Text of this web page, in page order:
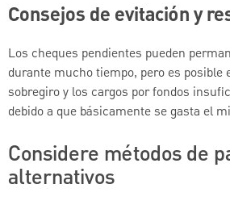
Consejos de evitación y
Los cheques pendientes pueden
durante mucho tiempo, pero es posible
sobregiro y los cargos por fondos
debido a que básicamente se gasta el
Considere métodos de
alternativos